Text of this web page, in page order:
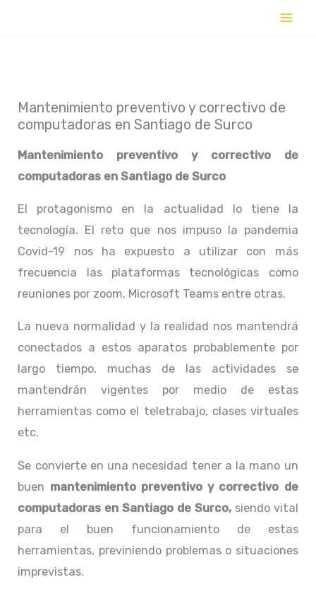
Mantenimiento preventivo y correctivo de
computadoras en Santiago de Surco
Mantenimiento preventivo y correctivo de
computadoras en Santiago de Surco
El protagonismo en la actualidad lo tiene la
tecnología. El reto que nos impuso la pandemia
Covid-19 nos ha expuesto a utilizar con más
frecuencia las plataformas tecnológicas como
reuniones por zoom, Microsoft Teams entre otras.
La nueva normalidad y la realidad nos mantendrá
conectados a estos aparatos probablemente por
largo tiempo, muchas de las actividades se
mantendrán vigentes por medio de estas
herramientas como el teletrabajo, clases virtuales
etc.
Se convierte en una necesidad tener a la mano un
buen mantenimiento preventivo y correctivo de
computadoras en Santiago de Surco, siendo vital
para el buen funcionamiento de estas
herramientas, previniendo problemas o situaciones
imprevistas.